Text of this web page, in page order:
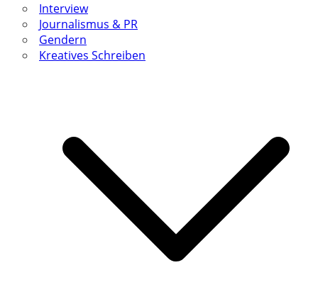
Interview
Journalismus & PR
Gendern
Kreatives Schreiben